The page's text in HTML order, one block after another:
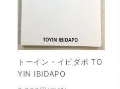
トーイン・イビダポ TO
YIN IBIDAPO